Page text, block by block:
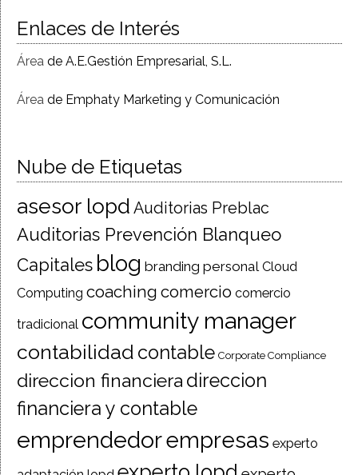
Enlaces de Interés
Área de A.E.Gestión Empresarial, S.L.
Área de Emphaty Marketing y Comunicación
Nube de Etiquetas
asesor lopd Auditorias Preblac
Auditorias Prevención Blanqueo
Capitales blog branding personal Cloud
Computing coaching comercio comercio
tradicional community manager
contabilidad contable Corporate Compliance
direccion financiera direccion
financiera y contable
emprendedorempresas experto